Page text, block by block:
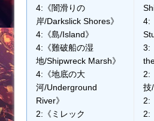
4:《闇滑りの
岸/Darkslick Shores》
4:《島/Island》
4:《難破船の湿
地/Shipwreck Marsh》
4:《地底の大
河/Underground
River》
2:《ミレック
4:
3:
2:
技
2:
2: